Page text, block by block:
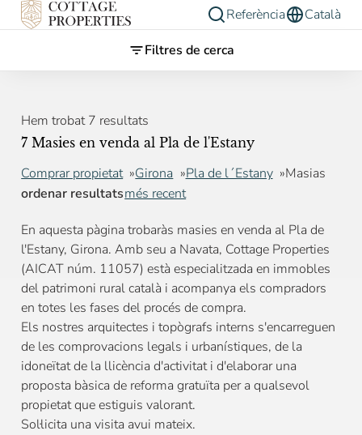
Referència
Català
Filtres de cerca
Hem trobat 7 resultats
7 Masies en venda al Pla de l'Estany
Comprar propietat Girona Pla de l´Estany
Masias
ordenar resultatsmés recent
En aquesta pàgina trobaràs masies en venda al Pla de
l'Estany, Girona. Amb seu a Navata, Cottage Properties
(AICAT núm. 11057) està especialitzada en immobles
del patrimoni rural català i acompanya els compradors
en totes les fases del procés de compra.
Els nostres arquitectes i topògrafs interns s'encarreguen
de les comprovacions legals i urbanístiques, de la
idoneïtat de la llicència d'activitat i d'elaborar una
proposta bàsica de reforma gratuïta per a qualsevol
propietat que estiguis valorant.
Sol·licita una visita avui mateix.